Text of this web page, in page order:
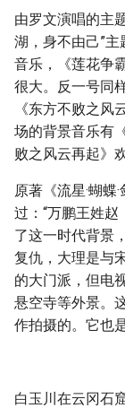
由罗文演唱的主
湖，身不由己”
音乐，《莲花争
很大。反一号同
《东方不败之风
场的背景音乐有
败之风云再起》
原著《流星·蝴蝶
过：“万鹏王姓
了这一时代背景
复仇，大理是与
的大门派，但电
悬空寺等外景。
作拍摄的。它也
白玉川在云冈石